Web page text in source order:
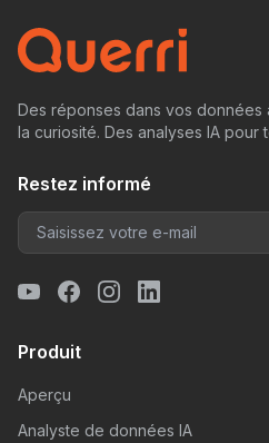
Des réponses dans vos données
la curiosité. Des analyses IA pour
Restez informé
Produit
Aperçu
Analyste de données IA